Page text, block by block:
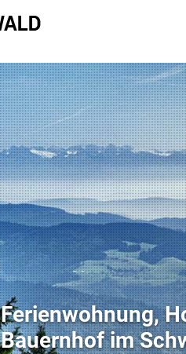
Ferienwohnung,
Bauernhof im